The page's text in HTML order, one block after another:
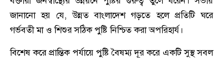
জানানো হয় যে, উন্নত বাংলাদেশ গড়তে হলে প্রতিটি ঘরে
গর্ভবতী মা ও শিশুর সঠিক পুষ্টি নিশ্চিত করা অপরিহার্য।
বিশেষ করে প্রান্তিক পর্যায়ে পুষ্টি বৈষম্য দূর করে একটি সুস্থ সবল